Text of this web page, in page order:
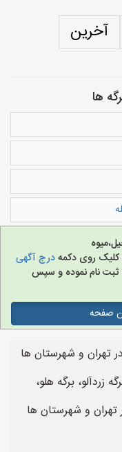
آخرین
ها
کلیک روی دکمهدرج آگهی
نام نموده و سپس
صفحه
تهران و شهرستان ها
زردآلو، برگه هلو،
و شهرستان ها